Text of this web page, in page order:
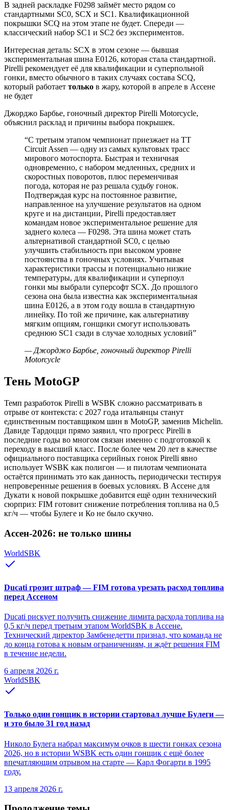
В задней раскладке F0298 займёт место рядом со
стандартными SC0, SCX и SC1. Квалификационной
покрышки SCQ на этом этапе не будет. Спереди —
классический набор SC1 и SC2 без экспериментов.
Интересная деталь: SCX в этом сезоне — бывшая
экспериментальная шина E0126, которая стала стандартной.
Pirelli рекомендует её для квалификации и суперпольной
гонки, вместо обычного в таких случаях состава SCQ,
который работает только в жару, которой в апреле в Ассене
не будет
Джорджо Барбье, гоночный директор Pirelli Motorcycle,
объяснил расклад и причины выбора покрышек.
“С третьим этапом чемпионат приезжает на TT
Circuit Assen — одну из самых культовых трасс
мирового мотоспорта. Быстрая и техничная
одновременно, с набором медленных, средних и
скоростных поворотов, плюс переменчивая
погода, которая не раз решала судьбу гонок.
Подтверждая курс на постоянное развитие,
направленное на улучшение результатов на одном
круге и на дистанции, Pirelli предоставляет
командам новое экспериментальное решение для
заднего колеса — F0298. Эта шина может стать
альтернативой стандартной SC0, с целью
улучшить стабильность при высоком уровне
постоянства в гоночных условиях. Учитывая
характеристики трассы и потенциально низкие
температуры, для квалификации и суперпоул
гонки мы выбрали суперсофт SCX. До прошлого
сезона она была известна как экспериментальная
шина E0126, а в этом году вошла в стандартную
линейку. По той же причине, как альтернативу
мягким опциям, гонщики смогут использовать
среднюю SC1 сзади в случае холодных условий”
—Джорджо Барбье, гоночный директор Pirelli
Motorcycle
Тень MotoGP
Темп разработок Pirelli в WSBK сложно рассматривать в
отрыве от контекста: с 2027 года итальянцы станут
единственным поставщиком шин в MotoGP, заменив Michelin.
Давиде Тардоцци прямо заявил, что прогресс Pirelli в
последние годы во многом связан именно с подготовкой к
переходу в высший класс. После более чем 20 лет в качестве
официального поставщика серийных гонок Pirelli явно
использует WSBK как полигон — и пилотам чемпионата
остаётся принимать это как данность, периодически тестируя
непроверенные решения в боевых условиях. В Ассене для
Дукати к новой покрышке добавится ещё один технический
сюрприз: FIM готовит снижение потребления топлива на 0,5
кг/ч — чтобы Булеге и Ко не было скучно.
Ассен-2026: не только шины
WorldSBK
Ducati грозит штраф — FIM готова урезать расход топлива
перед Ассеном
Ducati рискует получить снижение лимита расхода топлива на
0,5 кг/ч перед третьим этапом WorldSBK в Ассене.
Технический директор Замбенедетти признал, что команда не
до конца готова к новым ограничениям, и ждёт решения FIM
в течение недели.
6 апреля 2026 г.
WorldSBK
Только один гонщик в истории стартовал лучше Булеги —
и это было 31 год назад
Николо Булега набрал максимум очков в шести гонках сезона
2026, но в истории WSBK есть один гонщик с ещё более
впечатляющим отрывом на старте — Карл Фогарти в 1995
году.
13 апреля 2026 г.